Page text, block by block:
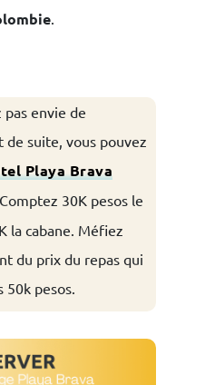
.
pas envie de
suite, vous pouvez
Playa Brava
30K pesos le
la cabane. Méfiez
du prix du repas qui
50k pesos.